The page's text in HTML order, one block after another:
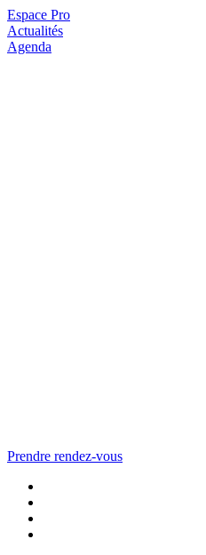
Espace Pro
Actualités
Agenda
Prendre rendez-vous